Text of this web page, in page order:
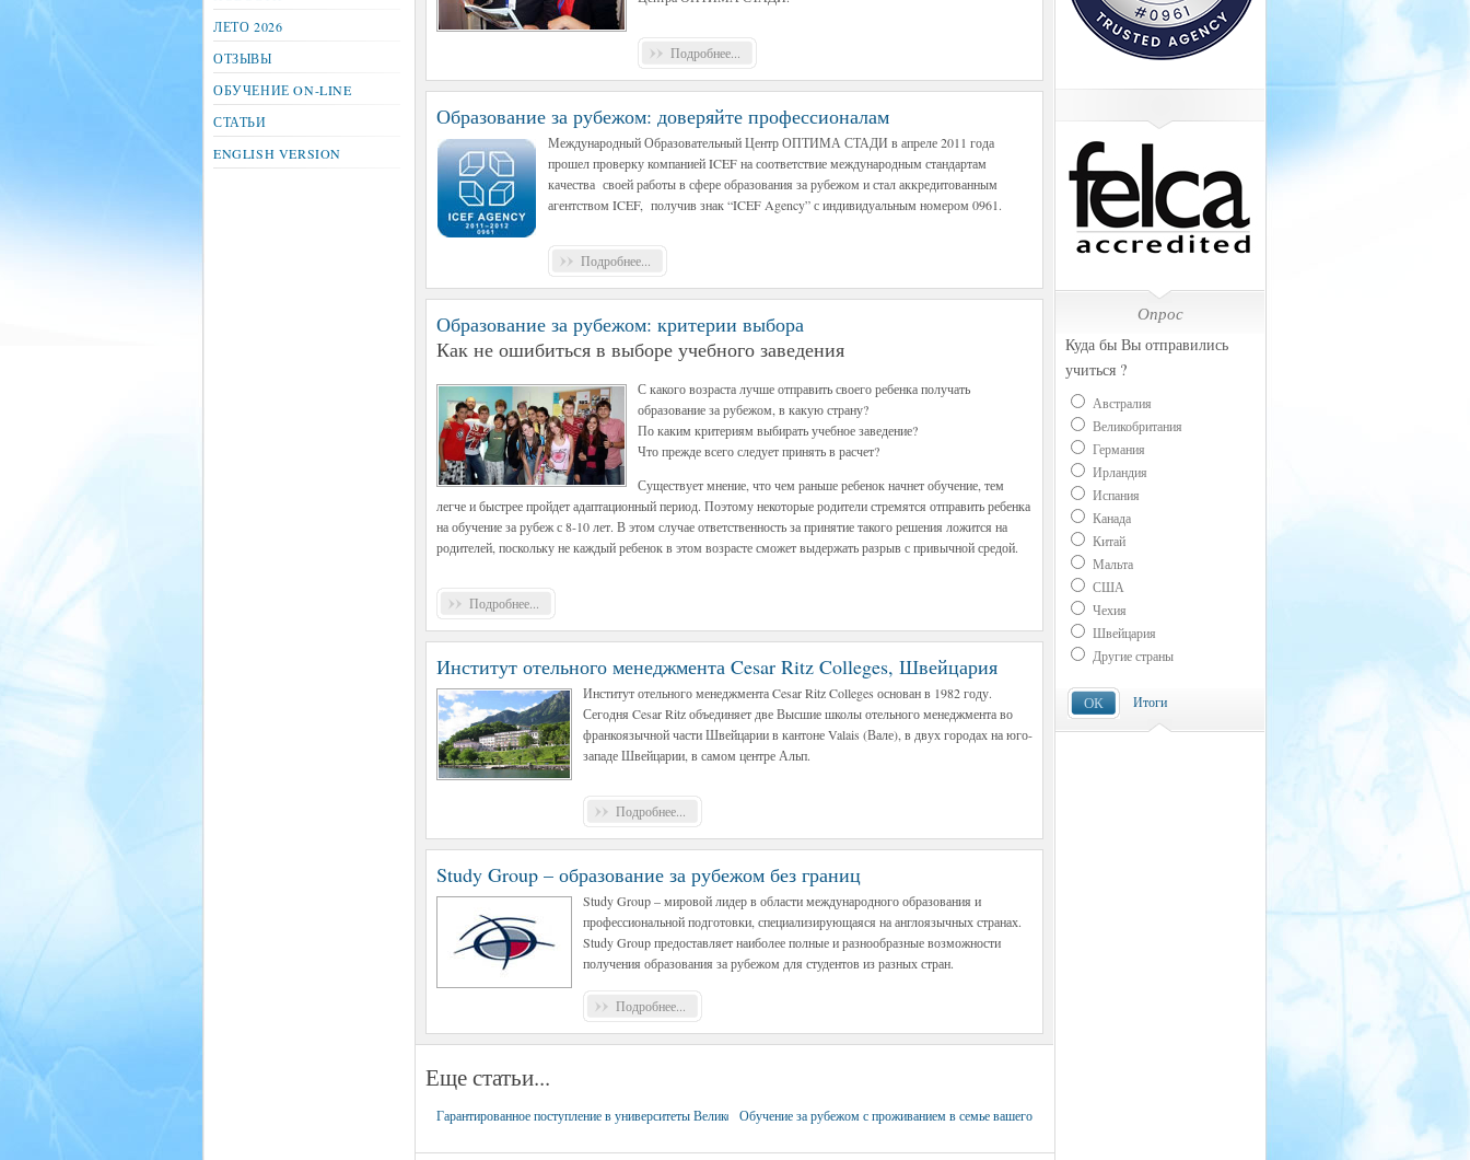
Подробнее...
Образование за рубежом: доверяйте профессионалам
Международный Образовательный Центр ОПТИМА СТАДИ в апреле 2011 года
прошел проверку компанией ICEF на соответствие международным стандартам
качества своей работы в сфере образования за рубежом и стал аккредитованным
агентством ICEF, получив знак “ICEF Agency” с индивидуальным номером 0961.
Подробнее...
Образование за рубежом: критерии выбора
Как не ошибиться в выборе учебного заведения
С какого возраста лучше отправить своего ребенка получать
образование за рубежом, в какую страну?
По каким критериям выбирать учебное заведение?
Что прежде всего следует принять в расчет?
Существует мнение, что чем раньше ребенок начнет обучение, тем
легче и быстрее пройдет адаптационный период. Поэтому некоторые родители стремятся отправить ребенка
на обучение за рубеж с 8-10 лет. В этом случае ответственность за принятие такого решения ложится на
родителей, поскольку не каждый ребенок в этом возрасте сможет выдержать разрыв с привычной средой.
Подробнее...
Институт отельного менеджмента Cesar Ritz Colleges, Швейцария
Институт отельного менеджмента Cesar Ritz Colleges основан в 1982 году.
Сегодня Cesar Ritz объединяет две Высшие школы отельного менеджмента во
франкоязычной части Швейцарии в кантоне Valais (Вале), в двух городах на юго-
западе Швейцарии, в самом центре Альп.
Подробнее...
Study Group – образование за рубежом без границ
Study Group – мировой лидер в области международного образования и
профессиональной подготовки, специализирующаяся на англоязычных странах.
Study Group предоставляет наиболее полные и разнообразные возможности
получения образования за рубежом для студентов из разных стран.
Подробнее...
Еще статьи...
Гарантированное поступление в университеты Великобритании и СШАОбучение за рубежом с проживанием в семье вашего учителя
ЛЕТО 2026
ОТЗЫВЫ
ОБУЧЕНИЕ ON-LINE
СТАТЬИ
ENGLISH VERSION
Опрос
Куда бы Вы отправились
учиться ?
Австралия
Великобритания
Германия
Ирландия
Испания
Канада
Китай
Мальта
США
Чехия
Швейцария
Другие страны
ОК Итоги